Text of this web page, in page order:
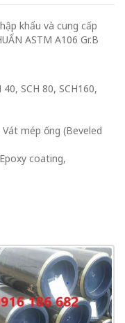
khẩu và cung cấp
ASTM A106 Gr.B
SCH 80, SCH160,
mép ống (Beveled
coating,